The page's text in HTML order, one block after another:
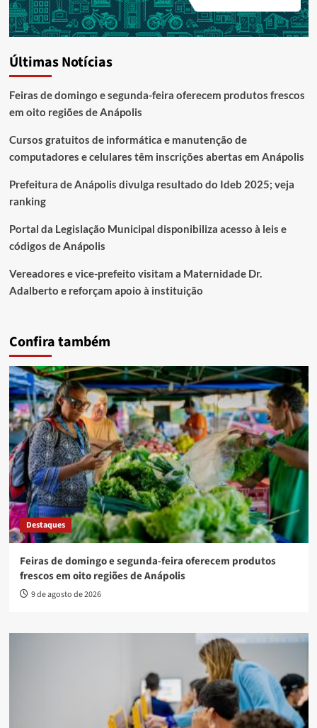
Últimas Notícias
Feiras de domingo e segunda-feira oferecem produtos frescos
em oito regiões de Anápolis
Cursos gratuitos de informática e manutenção de
computadores e celulares têm inscrições abertas em Anápolis
Prefeitura de Anápolis divulga resultado do Ideb 2025; veja
ranking
Portal da Legislação Municipal disponibiliza acesso à leis e
códigos de Anápolis
Vereadores e vice-prefeito visitam a Maternidade Dr.
Adalberto e reforçam apoio à instituição
Confira também
Destaques
Feiras de domingo e segunda-feira oferecem produtos
frescos em oito regiões de Anápolis
9 de agosto de 2026